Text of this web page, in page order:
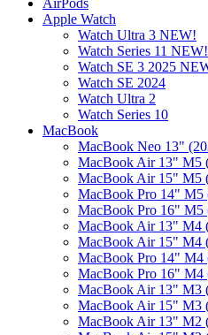
AirPods
Apple Watch
Watch Ultra 3 NEW!
Watch Series 11 NEW!
Watch SE 3 2025
Watch SE 2024
Watch Ultra 2
Watch Series 10
MacBook
MacBook Neo 13"
MacBook Air 13" M5
MacBook Air 15" M5
MacBook Pro 14" M5
MacBook Pro 16" M5
MacBook Air 13" M4
MacBook Air 15" M4
MacBook Pro 14" M4
MacBook Pro 16" M4
MacBook Air 13" M3
MacBook Air 15" M3
MacBook Air 13" M2